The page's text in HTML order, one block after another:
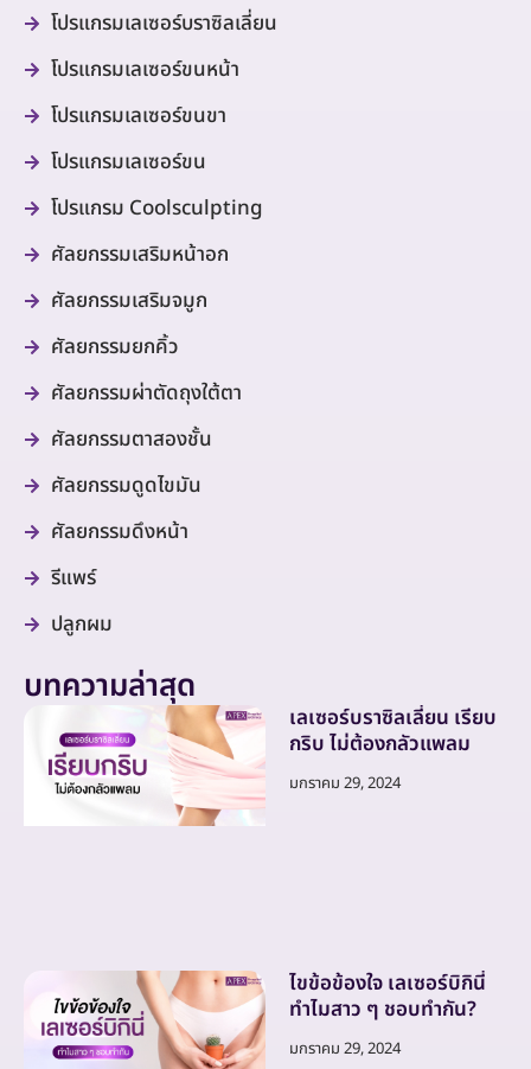
โปรแกรมเลเซอร์บราซิลเลี่ยน
โปรแกรมเลเซอร์ขนหน้า
โปรแกรมเลเซอร์ขนขา
โปรแกรมเลเซอร์ขน
โปรแกรม Coolsculpting
ศัลยกรรมเสริมหน้าอก
ศัลยกรรมเสริมจมูก
ศัลยกรรมยกคิ้ว
ศัลยกรรมผ่าตัดถุงใต้ตา
ศัลยกรรมตาสองชั้น
ศัลยกรรมดูดไขมัน
ศัลยกรรมดึงหน้า
รีแพร์
ปลูกผม
บทความล่าสุด
เลเซอร์บราซิลเลี่ยน เรียบ
กริบ ไม่ต้องกลัวแพลม
มกราคม 29, 2024
ไขข้อข้องใจ เลเซอร์บิกินี่
ทำไมสาว ๆ ชอบทำกัน?
มกราคม 29, 2024